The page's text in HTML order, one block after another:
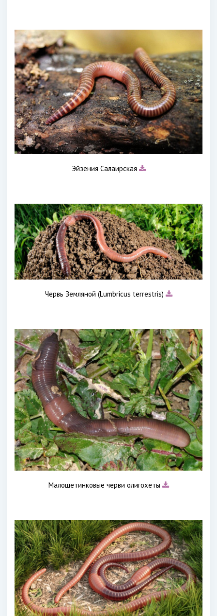
Эйзения Салаирская
Червь Земляной (Lumbricus terrestris)
Малощетинковые черви олигохеты